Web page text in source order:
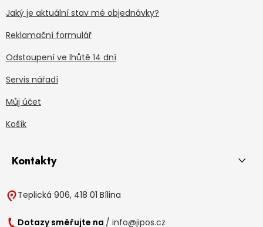
Jaký je aktuální stav mé objednávky?
Reklamační formulář
Odstoupení ve lhůtě 14 dní
Servis nářadí
Můj účet
Košík
Kontakty
Teplická 906, 418 01 Bílina
Dotazy směřujte na / info@jipos.cz